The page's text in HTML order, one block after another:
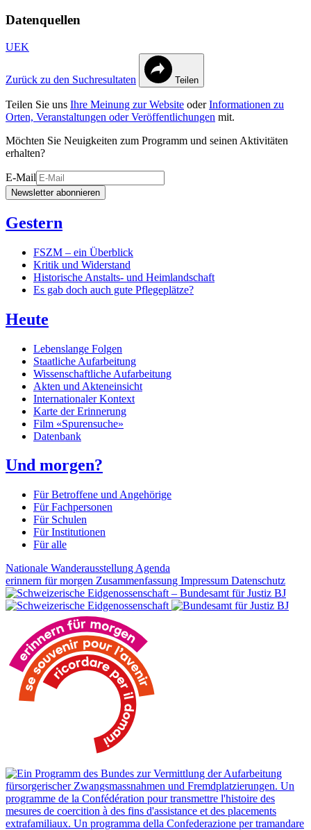
Datenquellen
UEK
Zurück zu den Suchresultaten Teilen
Teilen Sie uns Ihre Meinung zur Website oderInformationen zu
Orten, Veranstaltungen oder Veröffentlichungen mit.
Möchten Sie Neuigkeiten zum Programm und seinen Aktivitäten
erhalten?
E-Mail
Newsletter abonnieren
Gestern
FSZM – ein Überblick
Kritik und Widerstand
Historische Anstalts- und Heimlandschaft
Es gab doch auch gute Pflegeplätze?
Heute
Lebenslange Folgen
Staatliche Aufarbeitung
Wissenschaftliche Aufarbeitung
Akten und Akteneinsicht
Internationaler Kontext
Karte der Erinnerung
Film «Spurensuche»
Datenbank
Und morgen?
Für Betroffene und Angehörige
Für Fachpersonen
Für Schulen
Für Institutionen
Für alle
Nationale Wanderausstellung Agenda
erinnern für morgen Zusammenfassung Impressum Datenschutz